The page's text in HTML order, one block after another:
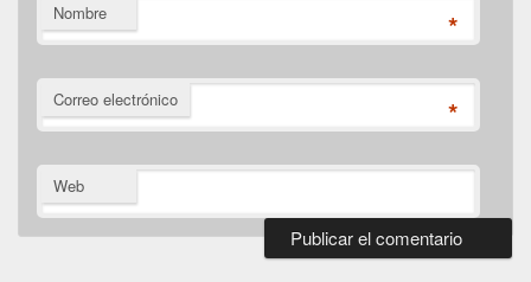
Nombre *
Correo electrónico *
Web